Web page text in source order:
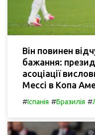
Він повинен
бажання:
асоціації
Мессі в Копа
#Іспанія #Бразилія #